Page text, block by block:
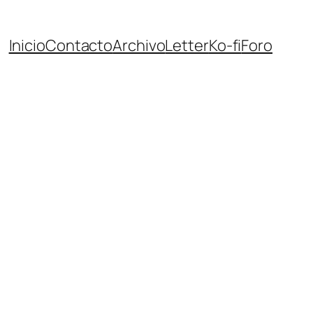
InicioContactoArchivoLetterKo-fiForo